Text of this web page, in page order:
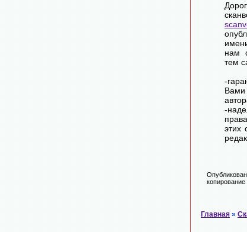
нам
тем
-
Вами
-
этих
копирование
Главная »